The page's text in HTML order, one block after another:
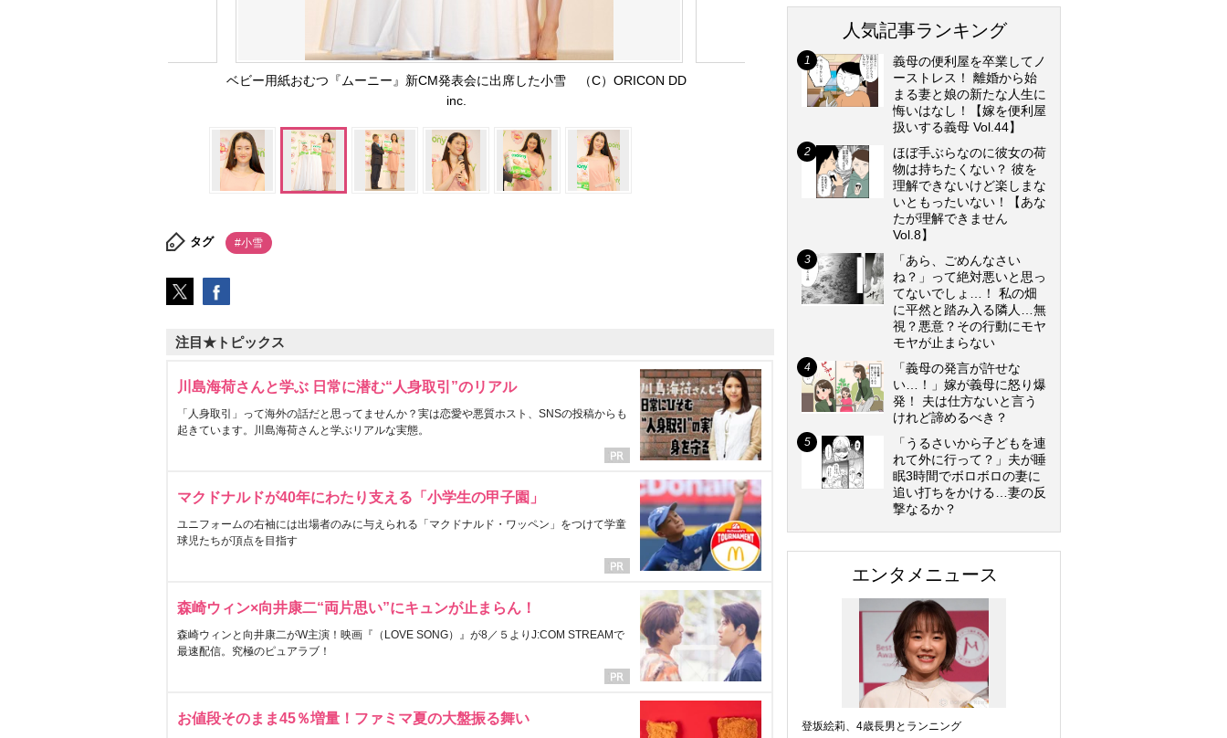
ベビー用紙おむつ『ムーニー』新CM発表会に出席した小雪 （C）ORICON DD
inc.
タグ #小雪
注目★トピックス
川島海荷さんと学ぶ 日常に潜む“人身取引”のリアル
「人身取引」って海外の話だと思ってませんか？実は恋愛や悪質ホスト、SNSの投稿からも
起きています。川島海荷さんと学ぶリアルな実態。
マクドナルドが40年にわたり支える「小学生の甲子園」
ユニフォームの右袖には出場者のみに与えられる「マクドナルド・ワッペン」をつけて学童
球児たちが頂点を目指す
森崎ウィン×向井康二“両片思い”にキュンが止まらん！
森崎ウィンと向井康二がW主演！映画『（LOVE SONG）』が8／５よりJ:COM STREAMで
最速配信。究極のピュアラブ！
お値段そのまま45％増量！ファミマ夏の大盤振る舞い
人気記事ランキング
義母の便利屋を卒業してノ
ーストレス！ 離婚から始
まる妻と娘の新たな人生に
悔いはなし！【嫁を便利屋
扱いする義母 Vol.44】
ほぼ手ぶらなのに彼女の荷
物は持ちたくない？ 彼を
理解できないけど楽しまな
いともったいない！【あな
たが理解できません
Vol.8】
「あら、ごめんなさい
ね？」って絶対悪いと思っ
てないでしょ…！ 私の畑
に平然と踏み入る隣人…無
視？悪意？その行動にモヤ
モヤが止まらない
「義母の発言が許せな
い…！」嫁が義母に怒り爆
発！ 夫は仕方ないと言う
けれど諦めるべき？
「うるさいから子どもを連
れて外に行って？」夫が睡
眠3時間でボロボロの妻に
追い打ちをかける…妻の反
撃なるか？
エンタメニュース
登坂絵莉、4歳長男とランニング